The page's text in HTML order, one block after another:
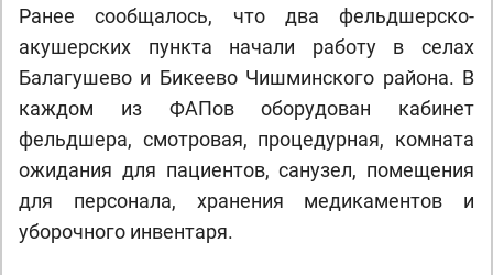
Ранее сообщалось, что два фельдшерско-
акушерских пункта начали работу в селах
Балагушево и Бикеево Чишминского района. В
каждом из ФАПов оборудован кабинет
фельдшера, смотровая, процедурная, комната
ожидания для пациентов, санузел, помещения
для персонала, хранения медикаментов и
уборочного инвентаря.